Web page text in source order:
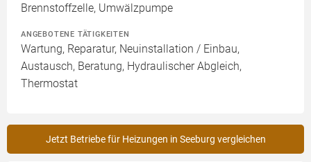
Brennstoffzelle, Umwälzpumpe
ANGEBOTENE TÄTIGKEITEN
Wartung, Reparatur, Neuinstallation / Einbau,
Austausch, Beratung, Hydraulischer Abgleich,
Thermostat
Jetzt Betriebe für Heizungen in Seeburg vergleichen